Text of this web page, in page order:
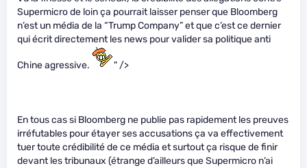
Supermicro de loin ça pourrait laisser penser que Bloomberg
n’est un média de la “Trump Company” et que c’est ce dernier
qui écrit directement les news pour valider sa politique anti
Chine agressive. " />
En tous cas si Bloomberg ne publie pas rapidement les preuves
irréfutables pour étayer ses accusations ça va effectivement
tuer toute crédibilité de ce média et surtout ça risque de finir
devant les tribunaux (étrange d’ailleurs que Supermicro n’ai